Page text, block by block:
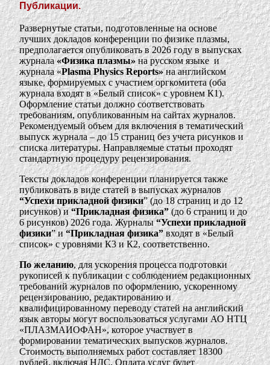
Публикации.
Развернутые статьи, подготовленные на основе
лучших докладов конференции по физике плазмы,
предполагается опубликовать в 2026 году в выпусках
журнала«Физика плазмы»на русском языке и
журнала «Plasma Physics Reports»на английском
языке, формируемых с участием оргкомитета (оба
журнала входят в «Белый список» с уровнем К1).
Оформление статьи должно соответствовать
требованиям, опубликованным на сайтах журналов.
Рекомендуемый объем для включения в тематический
выпуск журнала – до 15 страниц без учета рисунков и
списка литературы. Направляемые статьи проходят
стандартную процедуру рецензирования.
Тексты докладов конференции планируется также
публиковать в виде статей в выпусках журналов
“Успехи прикладной физики” (до 18 страниц и до 12
рисунков) и“Прикладная физика”(до 6 страниц и до
6 рисунков) 2026 года. Журналы“Успехи прикладной
физики” и “Прикладная физика”входят в «Белый
список» с уровнями К3 и К2, соответственно.
По желанию, для ускорения процесса подготовки
рукописей к публикации с соблюдением редакционных
требований журналов по оформлению, ускоренному
рецензированию, редактированию и
квалифицированному переводу статей на английский
язык авторы могут воспользоваться услугами АО НТЦ
«ПЛАЗМАИОФАН», которое участвует в
формировании тематических выпусков журналов.
Стоимость выполняемых работ составляет 18300
рублей, включая НДС. Оплата услуг будет